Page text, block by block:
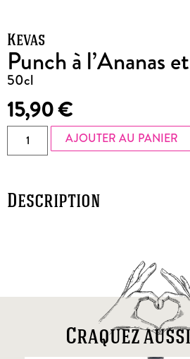
Kevas
Punch à l’Ananas
50cl
15,90€
AJOUTER AU PANIER
Description
Craquez